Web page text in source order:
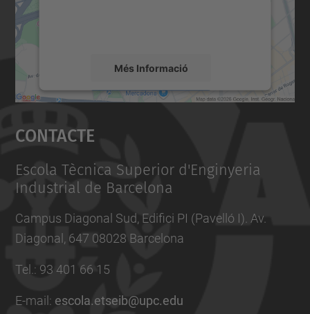
Més Informació
Accepta
powered by
Contacte
Escola Tècnica Superior d'Enginyeria
Industrial de Barcelona
Campus Diagonal Sud, Edifici PI (Pavelló I). Av.
Diagonal, 647 08028 Barcelona
Tel. : 93 401 66 15
E-mail : escola.etseib@upc.edu